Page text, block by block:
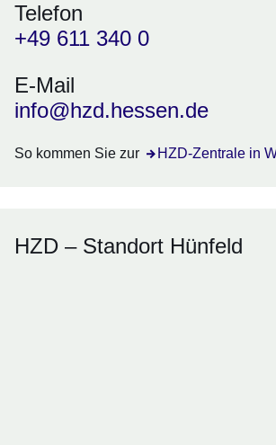
Telefon
+49 611 340 0
E-Mail
info@hzd.hessen.de
So kommen Sie zur HZD-Zentrale in
Öffnet sich in einem
HZD – Standort Hünfeld